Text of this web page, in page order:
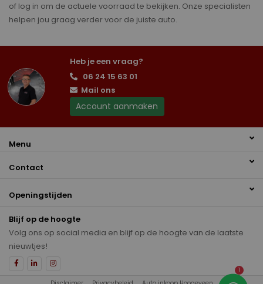
of log in om de actuele voorraad te bekijken. Onze specialisten
helpen jou graag verder voor de juiste auto.
Heb je een vraag?
06 24 15 63 01
Mail ons
Account aanmaken
Menu
Contact
Openingstijden
Blijf op de hoogte
Volg ons op social media en blijf op de hoogte van de laatste
nieuwtjes!
1